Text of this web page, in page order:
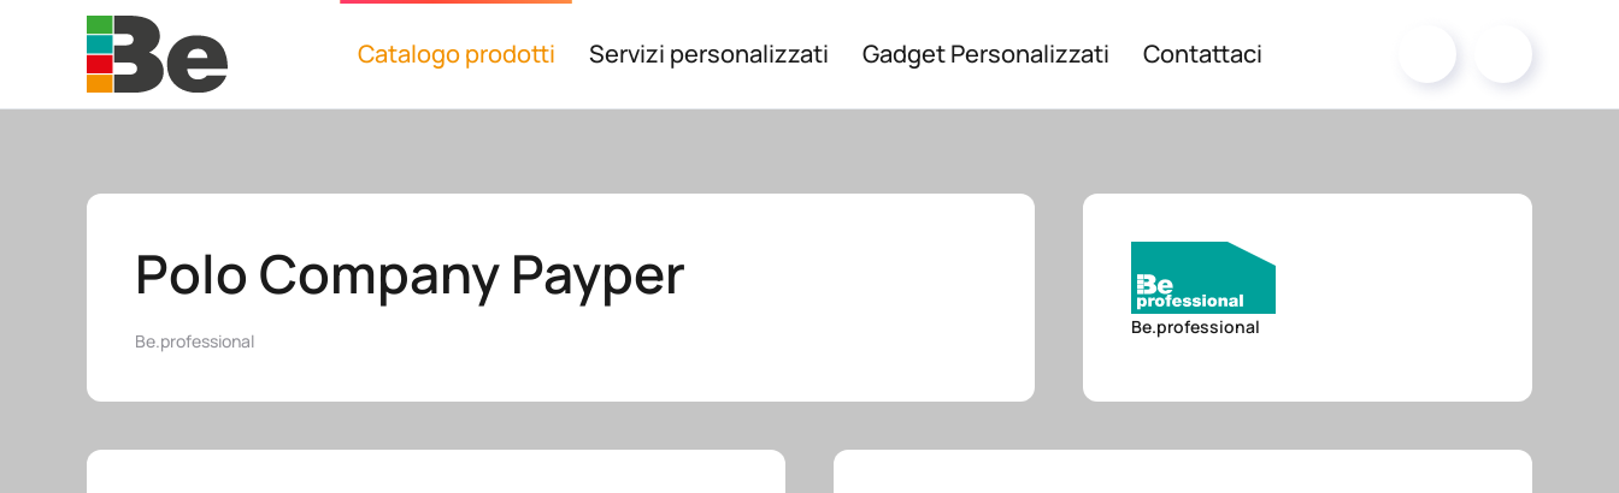
Skip to main content Catalogo prodotti Servizi personalizzati Gadget Personalizzati Contattaci
Polo Company Payper
Be.professional
Be.professional